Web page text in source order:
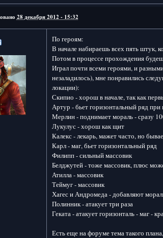
28 декабря 2012 - 15:32
По героям:
В начале набираешь всех пять штук,
Потом в процессе прохождения
Играл почти всеми героями, и
незаладилось), мне понравились
локации):
Скипио - хорош в начале, так как
Артур - бьет горизонтальный ряд
Мерлин - поднимает мораль - сразу
Лукулус - хорош как щит
Калекс - лекарь, мажет часто, но
Карл - маг, бьет горизонтальный ряд
Филипп - сильный массовик
Белджутей - тоже массовик, плюс
Атилла - массовик
Теймуг - массовик
Хагес и Андромеда - добавляют
Полинник - атакует три раза
Геката - атакует горизонталь - маг -
Есть еще на форуме тема такого